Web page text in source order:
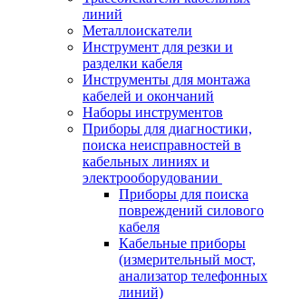
линий
Металлоискатели
Инструмент для резки и
разделки кабеля
Инструменты для монтажа
кабелей и окончаний
Наборы инструментов
Приборы для диагностики,
поиска неисправностей в
кабельных линиях и
электрооборудовании
Приборы для поиска
повреждений силового
кабеля
Кабельные приборы
(измерительный мост,
анализатор телефонных
линий)